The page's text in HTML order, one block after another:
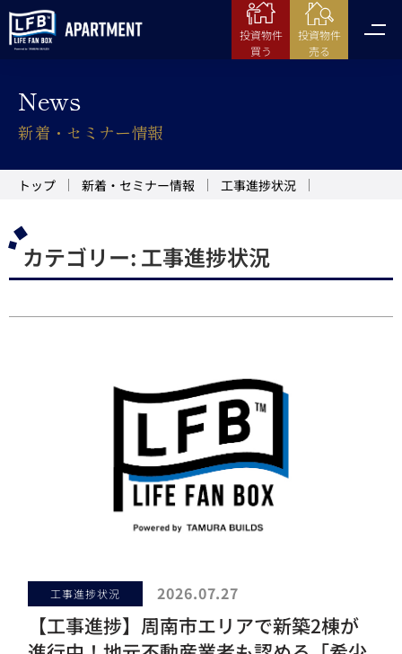
投資物件
買う
投資物件
売る
News
新着・セミナー情報
トップ 新着・セミナー情報 工事進捗状況
カテゴリー: 工事進捗状況
工事進捗状況 2026.07.27
【工事進捗】周南市エリアで新築2棟が